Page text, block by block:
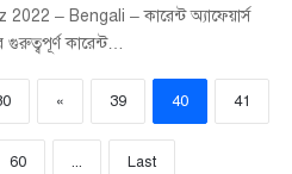
– Bengali – কারেন্ট অ্যাফেয়ার্স
কারেন্ট…
« 39 40 41
60 ... Last